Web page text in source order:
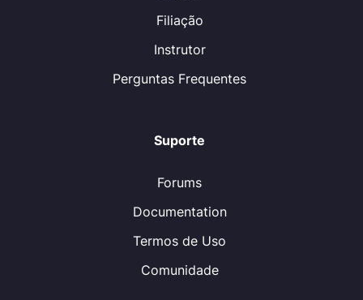
Filiação
Instrutor
Perguntas Frequentes
Suporte
Forums
Documentation
Termos de Uso
Comunidade